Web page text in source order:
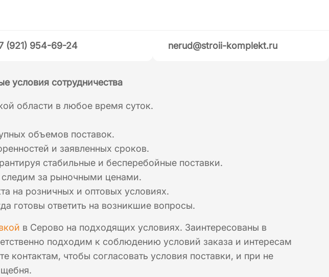
(921) 954-69-24 nerud@stroii-komplekt.ru
условия сотрудничества
области в любое время суток.
объемов поставок.
и заявленных сроков.
стабильные и бесперебойные поставки.
за рыночными ценами.
на розничных и оптовых условиях.
готовы ответить на возникшие вопросы.
в Серово на подходящих условиях. Заинтересованы в
подходим к соблюдению условий заказа и интересам
контактам, чтобы согласовать условия поставки, и при не